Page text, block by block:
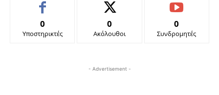
0
Υποστηρικτές
0
Ακόλουθοι
0
Συνδρομητές
- Advertisement -